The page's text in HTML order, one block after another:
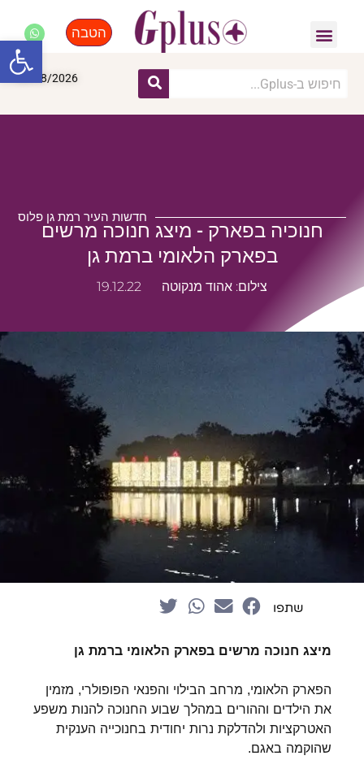
הטבה
08/08/2026
חדשות העיר רמת גן פלוס
חנוכיה בפארק - מיצג חנוכה מרשים
בפארק הלאומי ברמת גן
צילום: אהוד מנקוטה 19.12.22
שתפו
מיצג חנוכה מרשים בפארק הלאומי ברמת גן
הפארק הלאומי, מרחב הבילוי והפנאי הפופולרי, מזמין
את הילדים וההורים במהלך שבוע החנוכה להנות משפע
האטרקציות ולהדלקת נרות יחודית בחנוכייה הענקית
שהוקמה באגם.
פתח